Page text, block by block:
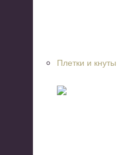
Плетки и кнуты